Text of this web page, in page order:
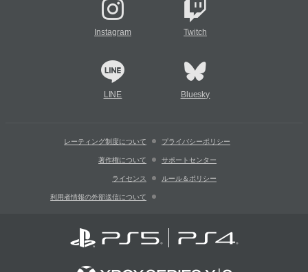
Instagram Twitch
LINE Bluesky
レーティング制度について プライバシーポリシー
著作権について サポートセンター
ライセンス ルール＆ポリシー
利用者情報の外部送信について